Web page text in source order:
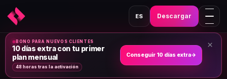
ES Descargar
Hogar›Noticias y artículos›
BONO PARA NUEVOS CLIENTES
10 días extra con tu primer
plan mensual
48 horas tras la activación
Conseguir 10 días extra→
×